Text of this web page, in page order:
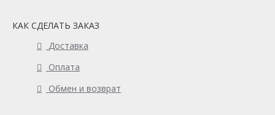
КАК СДЕЛАТЬ ЗАКАЗ
Доставка
Оплата
Обмен и возврат